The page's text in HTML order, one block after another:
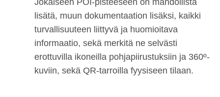
Jokaiseen POI-pisteeseen on mahdollista
lisätä, muun dokumentaation lisäksi, kaikki
turvallisuuteen liittyvä ja huomioitava
informaatio, sekä merkitä ne selvästi
erottuvilla ikoneilla pohjapiirustuksiin ja 360º-
kuviin, sekä QR-tarroilla fyysiseen tilaan.